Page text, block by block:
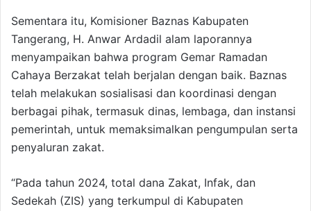
Sementara itu, Komisioner Baznas Kabupaten
Tangerang, H. Anwar Ardadil alam laporannya
menyampaikan bahwa program Gemar Ramadan
Cahaya Berzakat telah berjalan dengan baik. Baznas
telah melakukan sosialisasi dan koordinasi dengan
berbagai pihak, termasuk dinas, lembaga, dan instansi
pemerintah, untuk memaksimalkan pengumpulan serta
penyaluran zakat.
“Pada tahun 2024, total dana Zakat, Infak, dan
Sedekah (ZIS) yang terkumpul di Kabupaten